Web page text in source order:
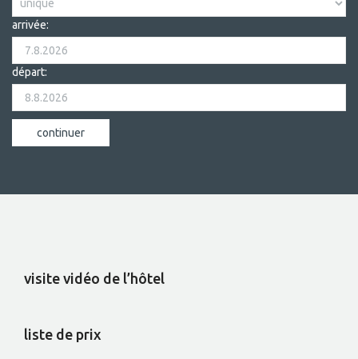
arrivée:
départ:
visite vidéo de l’hôtel
liste de prix